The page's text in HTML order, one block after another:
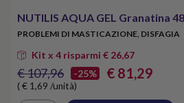
NUTILIS AQUA GEL Granatina
PROBLEMI DI MASTICAZIONE, DISFAGIA
Kit x 4 risparmi € 26,67
€ 107,96 -25% € 81,29
( € 1,69 /unità)